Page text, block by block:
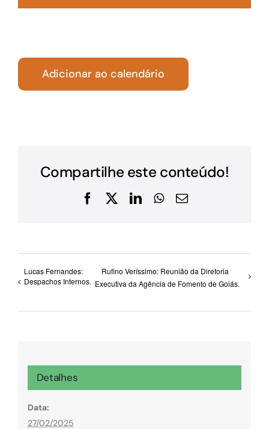
Adicionar ao calendário
Compartilhe este conteúdo!
Facebook
X LinkedInWhatsApp
E-
Lucas Fernandes:
Despachos Internos.
Rufino Veríssimo: Reunião da Diretoria
Executiva da Agência de Fomento de Goiás.
Detalhes
Data:
27/02/2025